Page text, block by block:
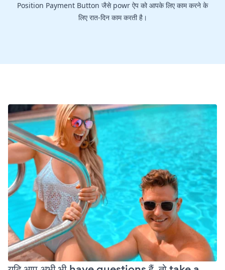
Position Payment Button जैसे powr ऐप को आपके लिए काम करने के
लिए रात-दिन काम करती है।